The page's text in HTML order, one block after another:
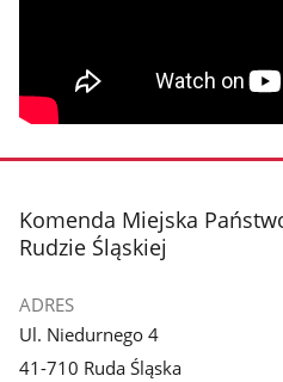
stopka
Komenda Miejska
Rudzie Śląskiej
ADRES
Ul. Niedurnego 4
41-710 Ruda Śląska